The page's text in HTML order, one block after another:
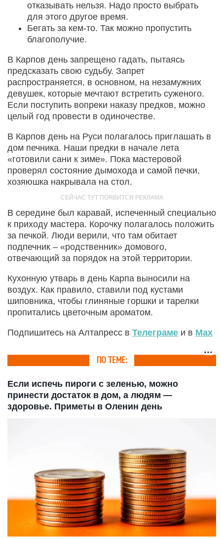
отказывать нельзя. Надо просто выбрать
для этого другое время.
Бегать за кем-то. Так можно пропустить
благополучие.
В Карпов день запрещено гадать, пытаясь
предсказать свою судьбу. Запрет
распространяется, в основном, на незамужних
девушек, которые мечтают встретить суженого.
Если поступить вопреки наказу предков, можно
целый год провести в одиночестве.
В Карпов день на Руси полагалось приглашать в
дом печника. Наши предки в начале лета
«готовили сани к зиме». Пока мастеровой
проверял состояние дымохода и самой печки,
хозяюшка накрывала на стол.
В середине был каравай, испеченный специально
к приходу мастера. Корочку полагалось положить
за печкой. Люди верили, что там обитает
подпечник – «родственник» домового,
отвечающий за порядок на этой территории.
Кухонную утварь в день Карпа выносили на
воздух. Как правило, ставили под кустами
шиповника, чтобы глиняные горшки и тарелки
пропитались цветочным ароматом.
Подпишитесь на Алтапресс в Телеграме и в Max
ПО ТЕМЕ:
Если испечь пироги с зеленью, можно
принести достаток в дом, а людям —
здоровье. Приметы в Оленин день